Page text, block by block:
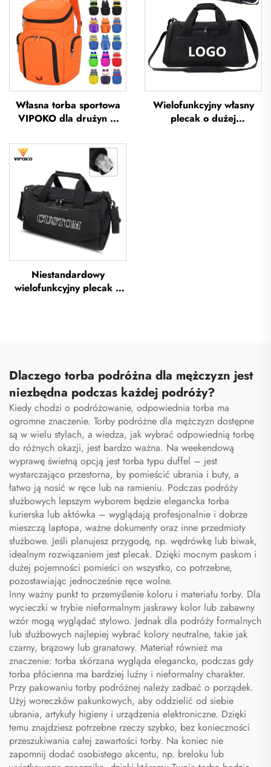
Własna torba sportowa
VIPOKO dla drużyn –
koszykówki z logo,
codzienna torba sportowa
do koszykówki, podróżna
torba do koszykówki
Wielofunkcyjny własny
plecak o dużej
Niestandardowy
wielofunkcyjny plecak o
torba typu duffel do
podróży i aktywności na
otwartym powietrzu
Dlaczego torba podróżna dla mężczyzn jest
niezbędna podczas każdej podróży?
Kiedy chodzi o podróżowanie, odpowiednia torba ma
ogromne znaczenie. Torby podróżne dla mężczyzn dostępne
są w wielu stylach, a wiedza, jak wybrać odpowiednią torbę
do różnych okazji, jest bardzo ważna. Na weekendową
wyprawę świetną opcją jest torba typu duffel – jest
wystarczająco przestorna, by pomieścić ubrania i buty, a
łatwo ją nosić w ręce lub na ramieniu. Podczas podróży
służbowych lepszym wyborem będzie elegancka torba
kurierska lub aktówka – wyglądają profesjonalnie i dobrze
mieszczą laptopa, ważne dokumenty oraz inne przedmioty
służbowe. Jeśli planujesz przygodę, np. wędrówkę lub biwak,
idealnym rozwiązaniem jest plecak. Dzięki mocnym paskom i
dużej pojemności pomieści on wszystko, co potrzebne,
pozostawiając jednocześnie ręce wolne.
Inny ważny punkt to przemyślenie koloru i materiału torby. Dla
wycieczki w trybie nieformalnym jaskrawy kolor lub zabawny
wzór mogą wyglądać stylowo. Jednak dla podróży formalnych
lub służbowych najlepiej wybrać kolory neutralne, takie jak
czarny, brązowy lub granatowy. Materiał również ma
znaczenie: torba skórzana wygląda elegancko, podczas gdy
torba płócienna ma bardziej luźny i nieformalny charakter.
Przy pakowaniu torby podróżnej należy zadbać o porządek.
Użyj woreczków pakunkowych, aby oddzielić od siebie
ubrania, artykuły higieny i urządzenia elektroniczne. Dzięki
temu znajdziesz potrzebne rzeczy szybko, bez konieczności
przeszukiwania całej zawartości torby. Na koniec nie
zapomnij dodać osobistego akcentu, np. breloku lub